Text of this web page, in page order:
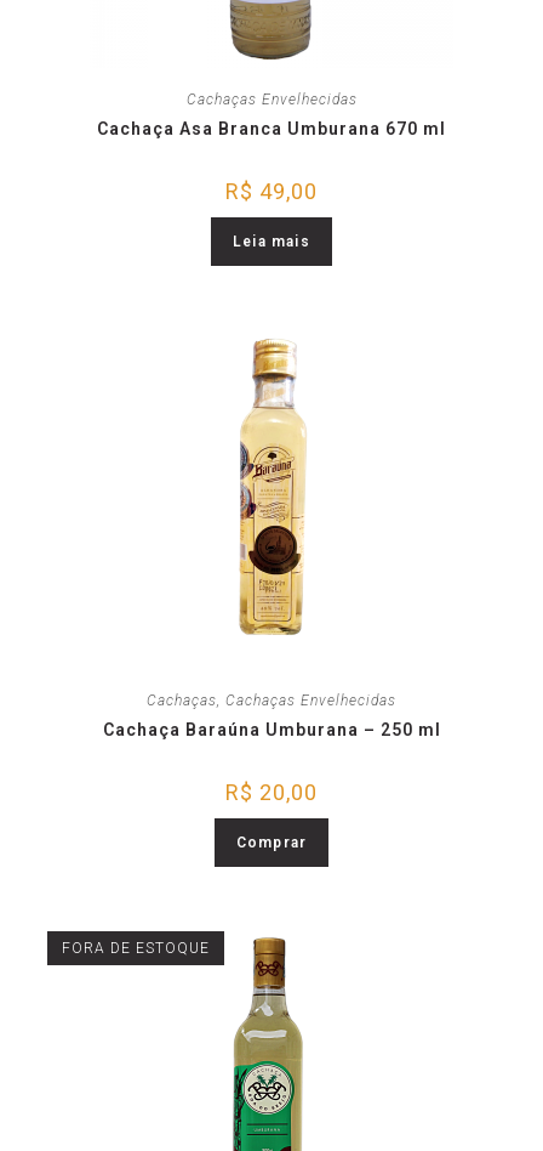
Cachaças Envelhecidas
Cachaça Asa Branca Umburana 670 ml
R$ 49,00
Leia mais
Cachaças, Cachaças Envelhecidas
Cachaça Baraúna Umburana – 250 ml
R$ 20,00
Comprar
FORA DE ESTOQUE